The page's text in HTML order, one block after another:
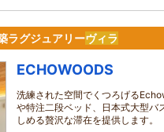
ラグジュアリーヴィラ
ECHOWOODS
洗練された空間でくつろげる
や特注二段ベッド、日本式大型バ
しめる贅沢な滞在を提供します。